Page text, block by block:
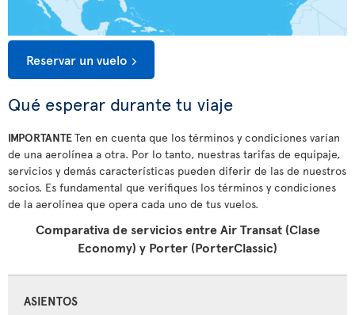
Reservar un vuelo
Qué esperar durante tu viaje
IMPORTANTETen en cuenta que los términos y condiciones varían
de una aerolínea a otra. Por lo tanto, nuestras tarifas de equipaje,
servicios y demás características pueden diferir de las de nuestros
socios. Es fundamental que verifiques los términos y condiciones
de la aerolínea que opera cada uno de tus vuelos.
Comparativa de servicios entre Air Transat (Clase
Economy) y Porter (PorterClassic)
ASIENTOS